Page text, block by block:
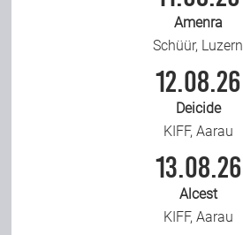
Amenra
Schüür, Luzern
12.08.26
Deicide
KIFF, Aarau
13.08.26
Alcest
KIFF, Aarau